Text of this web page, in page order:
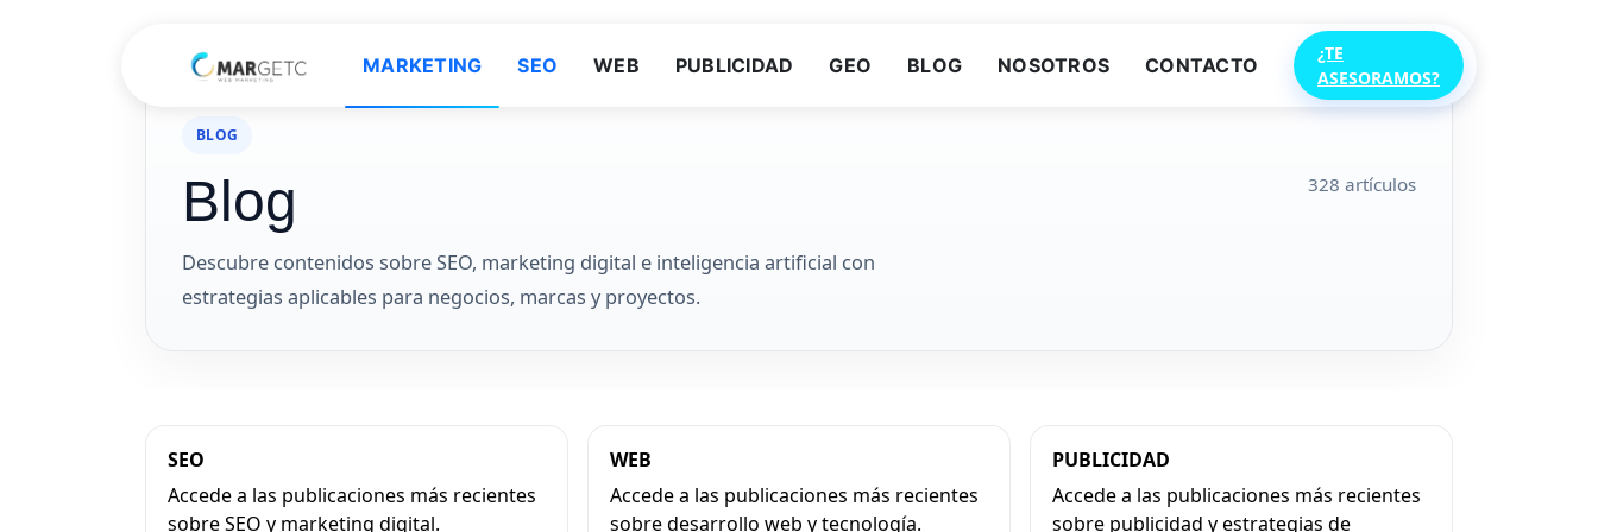
MARKETING SEO WEB PUBLICIDAD GEO BLOG NOSOTROS CONTACTO
¿TE
ASESORAMOS?
Inicio Blog
BLOG
Blog
Descubre contenidos sobre SEO, marketing digital e inteligencia artificial con
estrategias aplicables para negocios, marcas y proyectos.
328 artículos
SEO
Accede a las publicaciones más recientes
sobre SEO y marketing digital.
WEB
Accede a las publicaciones más recientes
sobre desarrollo web y tecnología.
PUBLICIDAD
Accede a las publicaciones más recientes
sobre publicidad y estrategias de